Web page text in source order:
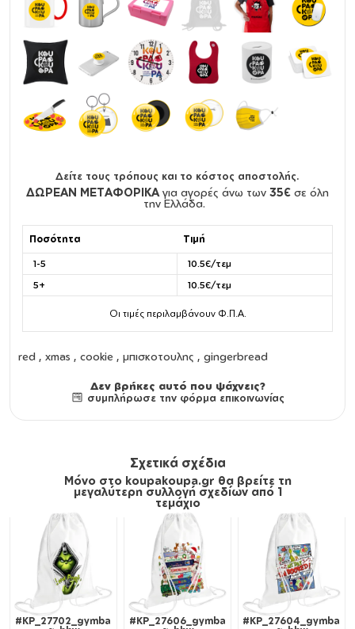
Δείτε τους τρόπους και το κόστος αποστολής.
ΔΩΡΕΑΝ ΜΕΤΑΦΟΡΙΚΑ για αγορές άνω των 35€ σε όλη
την Ελλάδα.
Ποσότητα Τιμή
1-5
10.5€/τεμ
5+
10.5€/τεμ
Οι τιμές περιλαμβάνουν Φ.Π.Α.
red , xmas , cookie , μπισκοτουλης , gingerbread
Δεν βρήκες αυτό που ψάχνεις?
συμπλήρωσε την φόρμα επικοινωνίας
Σχετικά σχέδια
Μόνο στο koupakoupa.gr θα βρείτε τη
μεγαλύτερη συλλογή σχεδίων από 1
τεμάχιο
#KP_27702_gymba
#KP_27606_gymba
#KP_27604_gymba